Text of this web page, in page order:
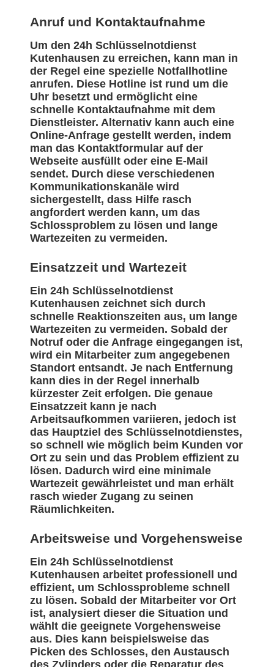
Anruf und Kontaktaufnahme
Um den 24h Schlüsselnotdienst
Kutenhausen zu erreichen, kann man in
der Regel eine spezielle Notfallhotline
anrufen. Diese Hotline ist rund um die
Uhr besetzt und ermöglicht eine
schnelle Kontaktaufnahme mit dem
Dienstleister. Alternativ kann auch eine
Online-Anfrage gestellt werden, indem
man das Kontaktformular auf der
Webseite ausfüllt oder eine E-Mail
sendet. Durch diese verschiedenen
Kommunikationskanäle wird
sichergestellt, dass Hilfe rasch
angfordert werden kann, um das
Schlossproblem zu lösen und lange
Wartezeiten zu vermeiden.
Einsatzzeit und Wartezeit
Ein 24h Schlüsselnotdienst
Kutenhausen zeichnet sich durch
schnelle Reaktionszeiten aus, um lange
Wartezeiten zu vermeiden. Sobald der
Notruf oder die Anfrage eingegangen ist,
wird ein Mitarbeiter zum angegebenen
Standort entsandt. Je nach Entfernung
kann dies in der Regel innerhalb
kürzester Zeit erfolgen. Die genaue
Einsatzzeit kann je nach
Arbeitsaufkommen variieren, jedoch ist
das Hauptziel des Schlüsselnotdienstes,
so schnell wie möglich beim Kunden vor
Ort zu sein und das Problem effizient zu
lösen. Dadurch wird eine minimale
Wartezeit gewährleistet und man erhält
rasch wieder Zugang zu seinen
Räumlichkeiten.
Arbeitsweise und Vorgehensweise
Ein 24h Schlüsselnotdienst
Kutenhausen arbeitet professionell und
effizient, um Schlossprobleme schnell
zu lösen. Sobald der Mitarbeiter vor Ort
ist, analysiert dieser die Situation und
wählt die geeignete Vorgehensweise
aus. Dies kann beispielsweise das
Picken des Schlosses, den Austausch